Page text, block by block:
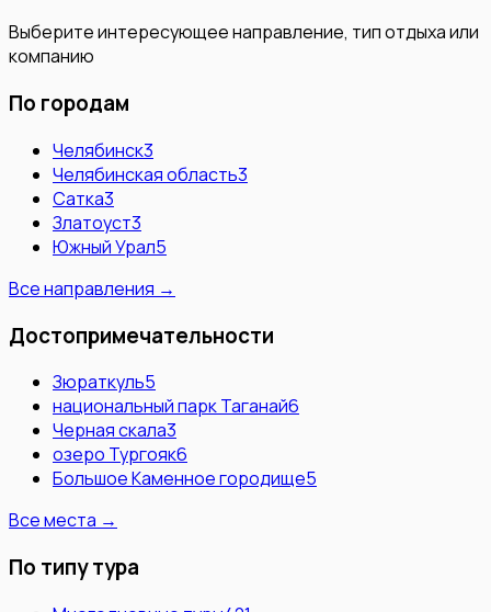
Выберите интересующее направление, тип отдыха или
компанию
По городам
Челябинск3
Челябинская область3
Сатка3
Златоуст3
Южный Урал5
Все направления →
Достопримечательности
Зюраткуль5
национальный парк Таганай6
Черная скала3
озеро Тургояк6
Большое Каменное городище5
Все места →
По типу тура